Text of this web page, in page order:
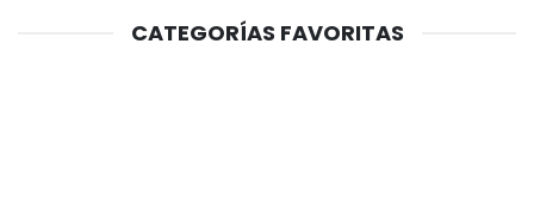
CATEGORÍAS FAVORITAS